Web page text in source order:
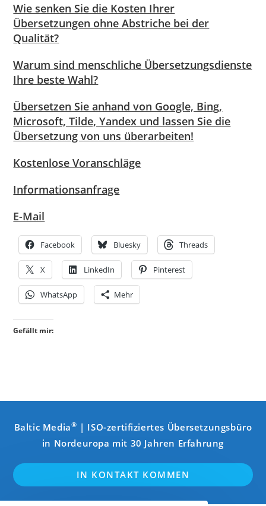
Wie senken Sie die Kosten Ihrer
Übersetzungen ohne Abstriche bei der
Qualität?
Warum sind menschliche Übersetzungsdienste
Ihre beste Wahl?
Übersetzen Sie anhand von Google, Bing,
Microsoft, Tilde, Yandex und lassen Sie die
Übersetzung von uns überarbeiten!
Kostenlose Voranschläge
Informationsanfrage
E-Mail
Facebook Bluesky Threads
X LinkedIn Pinterest
WhatsApp Mehr
Gefällt mir:
Baltic Media® | ISO-zertifiziertes Übersetzungsbüro
in Nordeuropa mit 30 Jahren Erfahrung
IN KONTAKT KOMMEN